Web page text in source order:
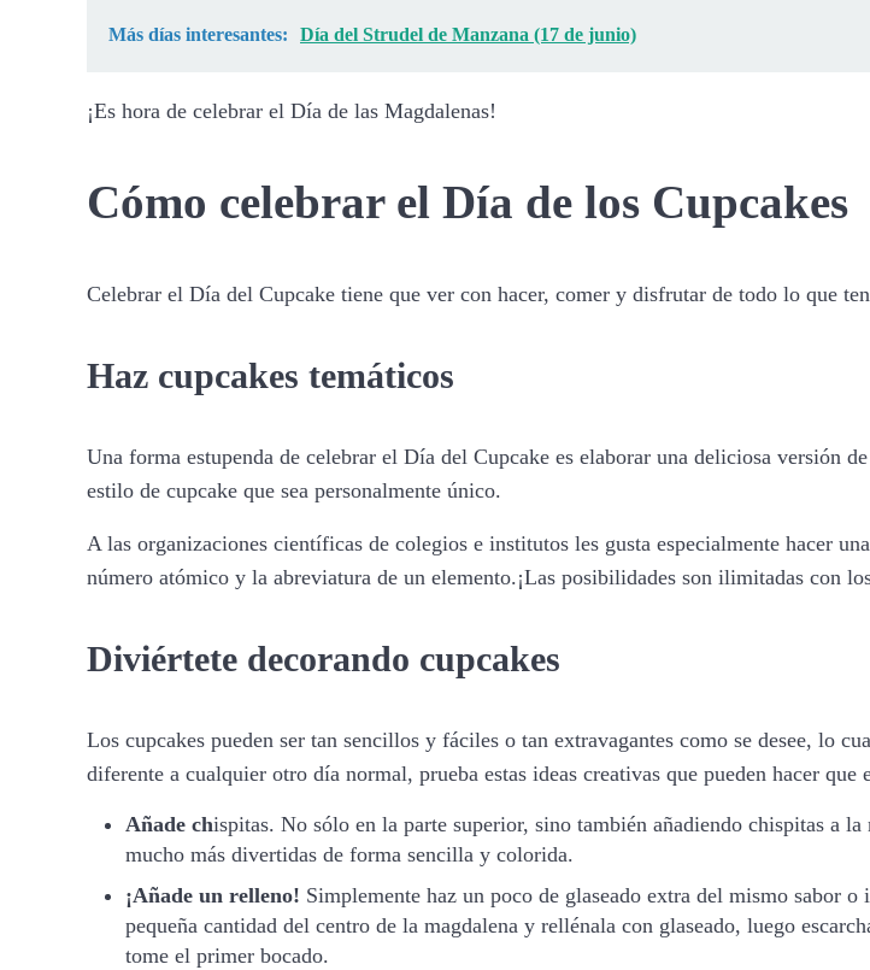
Más días interesantes: Día del Strudel de Manzana (17 de junio)
¡Es hora de celebrar el Día de las Magdalenas!
Cómo celebrar el Día de los Cupcakes
Celebrar el Día del Cupcake tiene que ver con hacer, comer y disfrutar de todo lo que
Haz cupcakes temáticos
Una forma estupenda de celebrar el Día del Cupcake es elaborar una deliciosa versión
estilo de cupcake que sea personalmente único.
A las organizaciones científicas de colegios e institutos les gusta especialmente hacer
número atómico y la abreviatura de un elemento.¡Las posibilidades son ilimitadas con
Diviértete decorando cupcakes
Los cupcakes pueden ser tan sencillos y fáciles o tan extravagantes como se desee, lo
diferente a cualquier otro día normal, prueba estas ideas creativas que pueden hacer que
Añade chispitas. No sólo en la parte superior, sino también añadiendo chispitas a la
mucho más divertidas de forma sencilla y colorida.
¡Añade un relleno! Simplemente haz un poco de glaseado extra del mismo sabor
pequeña cantidad del centro de la magdalena y rellénala con glaseado, luego
tome el primer bocado.